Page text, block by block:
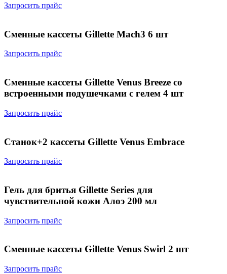
Запросить прайс
Сменные кассеты Gillette Мach3 6 шт
Запросить прайс
Сменные кассеты Gillette Venus Breeze со
встроенными подушечками с гелем 4 шт
Запросить прайс
Станок+2 кассеты Gillette Venus Embrace
Запросить прайс
Гель для бритья Gillette Series для
чувствительной кожи Алоэ 200 мл
Запросить прайс
Сменные кассеты Gillette Venus Swirl 2 шт
Запросить прайс